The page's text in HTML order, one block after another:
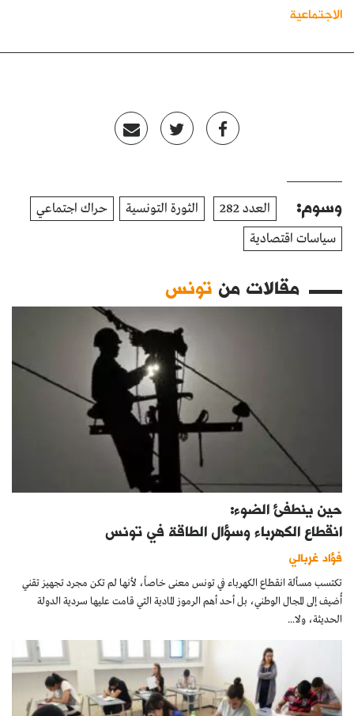
الاجتماعية
وسوم: العدد 282 الثورة التونسية
حراك اجتماعي
سياسات اقتصادية
مقالات من تونس
حين ينطفئ الضوء:
انقطاع الكهرباء وسؤال الطاقة في تونس
فؤاد غربالي
تكتسب مسألة انقطاع الكهرباء في تونس معنى خاصاً، لأنها لم تكن مجرد تجهيز تقني
أُضيف إلى المجال الوطني، بل أحد أهم الرموز المادية التي قامت عليها سردية الدولة
الحديثة، ولا...